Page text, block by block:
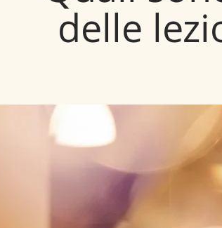
delle